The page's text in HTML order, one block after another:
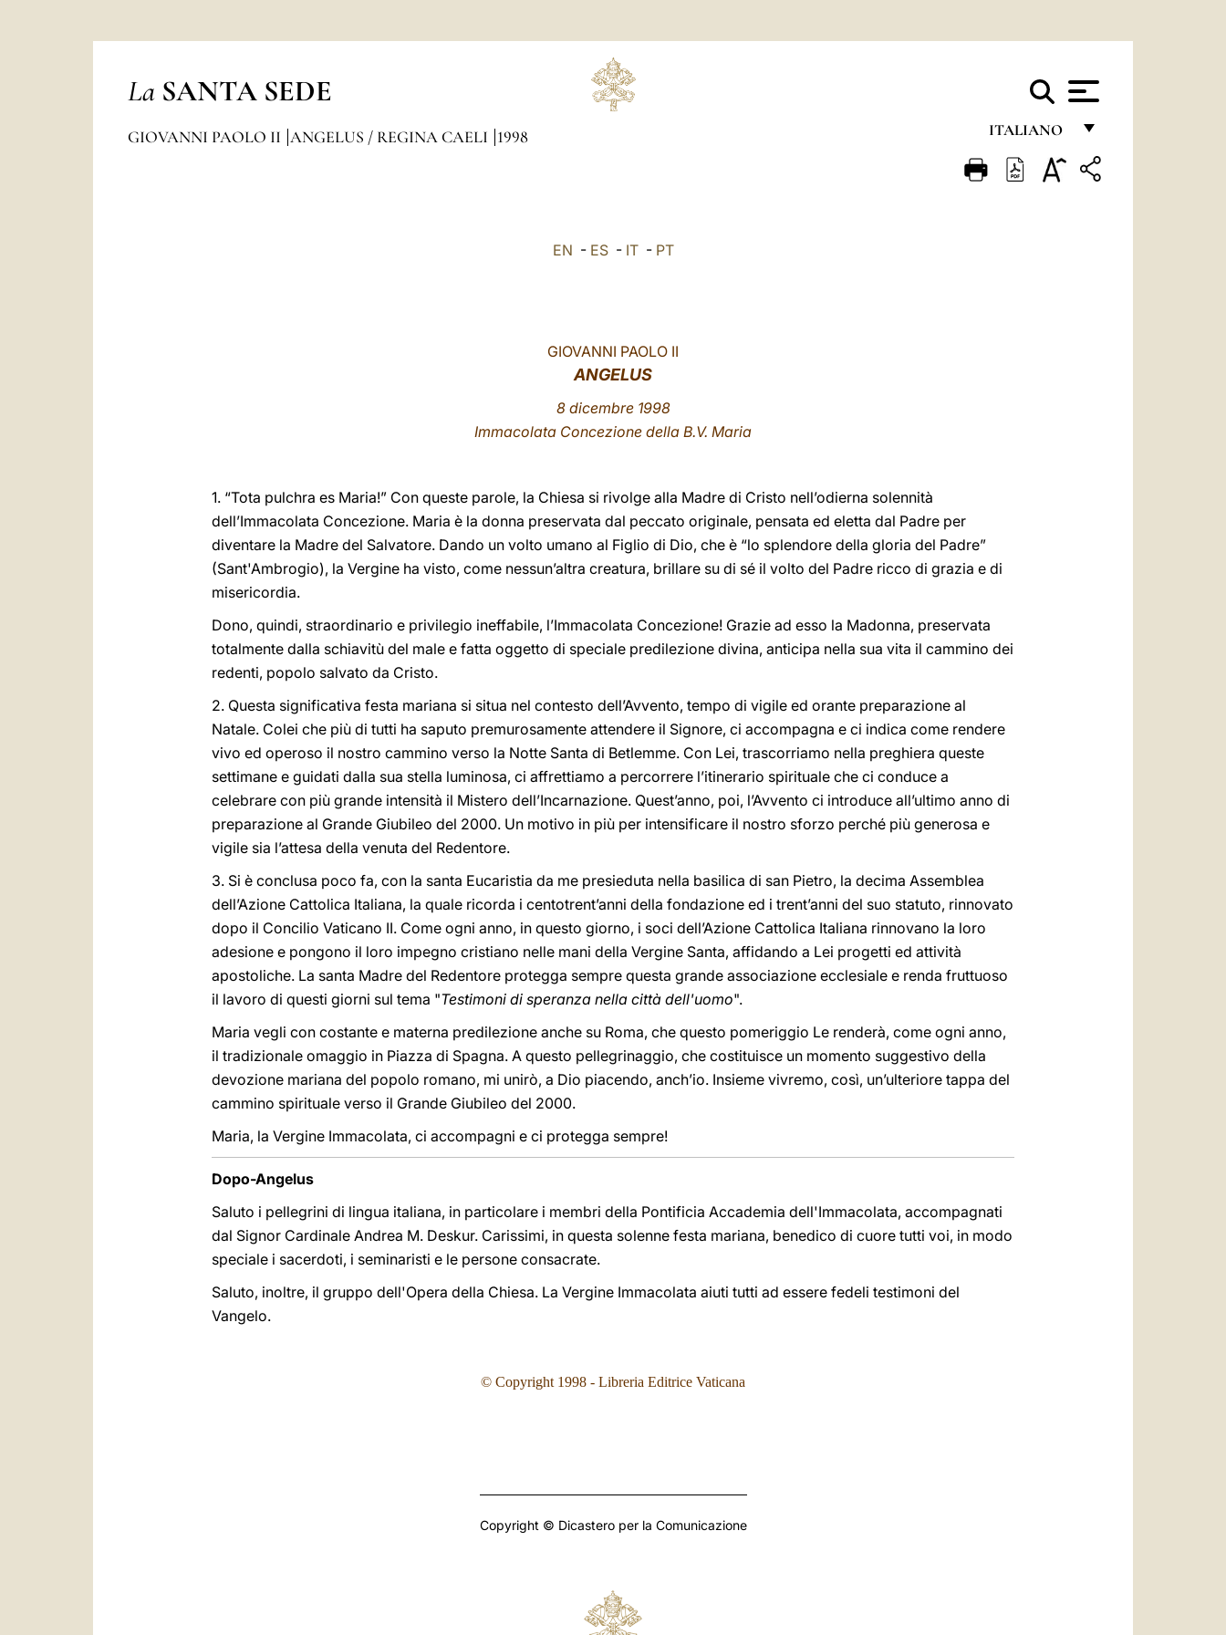
La SANTA SEDE
ITALIANO
FRANÇAIS
GIOVANNI PAOLO II ANGELUS / REGINA CAELI 1998
EN - ES- IT- PT
GIOVANNI PAOLO II
ANGELUS
8 dicembre 1998
Immacolata Concezione della B.V. Maria
1. “Tota pulchra es Maria!” Con queste parole, la Chiesa si rivolge alla Madre di Cristo nell’odierna solennità
dell’Immacolata Concezione. Maria è la donna preservata dal peccato originale, pensata ed eletta dal Padre per
diventare la Madre del Salvatore. Dando un volto umano al Figlio di Dio, che è “lo splendore della gloria del Padre”
(Sant'Ambrogio), la Vergine ha visto, come nessun’altra creatura, brillare su di sé il volto del Padre ricco di grazia e di
misericordia.
Dono, quindi, straordinario e privilegio ineffabile, l’Immacolata Concezione! Grazie ad esso la Madonna, preservata
totalmente dalla schiavitù del male e fatta oggetto di speciale predilezione divina, anticipa nella sua vita il cammino dei
redenti, popolo salvato da Cristo.
2. Questa significativa festa mariana si situa nel contesto dell’Avvento, tempo di vigile ed orante preparazione al
Natale. Colei che più di tutti ha saputo premurosamente attendere il Signore, ci accompagna e ci indica come rendere
vivo ed operoso il nostro cammino verso la Notte Santa di Betlemme. Con Lei, trascorriamo nella preghiera queste
settimane e guidati dalla sua stella luminosa, ci affrettiamo a percorrere l’itinerario spirituale che ci conduce a
celebrare con più grande intensità il Mistero dell’Incarnazione. Quest’anno, poi, l’Avvento ci introduce all’ultimo anno di
preparazione al Grande Giubileo del 2000. Un motivo in più per intensificare il nostro sforzo perché più generosa e
vigile sia l’attesa della venuta del Redentore.
3. Si è conclusa poco fa, con la santa Eucaristia da me presieduta nella basilica di san Pietro, la decima Assemblea
dell’Azione Cattolica Italiana, la quale ricorda i centotrent’anni della fondazione ed i trent’anni del suo statuto, rinnovato
dopo il Concilio Vaticano II. Come ogni anno, in questo giorno, i soci dell’Azione Cattolica Italiana rinnovano la loro
adesione e pongono il loro impegno cristiano nelle mani della Vergine Santa, affidando a Lei progetti ed attività
apostoliche. La santa Madre del Redentore protegga sempre questa grande associazione ecclesiale e renda fruttuoso
il lavoro di questi giorni sul tema "Testimoni di speranza nella città dell'uomo".
Maria vegli con costante e materna predilezione anche su Roma, che questo pomeriggio Le renderà, come ogni anno,
il tradizionale omaggio in Piazza di Spagna. A questo pellegrinaggio, che costituisce un momento suggestivo della
devozione mariana del popolo romano, mi unirò, a Dio piacendo, anch’io. Insieme vivremo, così, un’ulteriore tappa del
cammino spirituale verso il Grande Giubileo del 2000.
Maria, la Vergine Immacolata, ci accompagni e ci protegga sempre!
Dopo-Angelus
Saluto i pellegrini di lingua italiana, in particolare i membri della Pontificia Accademia dell'Immacolata, accompagnati
dal Signor Cardinale Andrea M. Deskur. Carissimi, in questa solenne festa mariana, benedico di cuore tutti voi, in modo
speciale i sacerdoti, i seminaristi e le persone consacrate.
Saluto, inoltre, il gruppo dell'Opera della Chiesa. La Vergine Immacolata aiuti tutti ad essere fedeli testimoni del
Vangelo.
© Copyright 1998 - Libreria Editrice Vaticana
Copyright © Dicastero per la Comunicazione